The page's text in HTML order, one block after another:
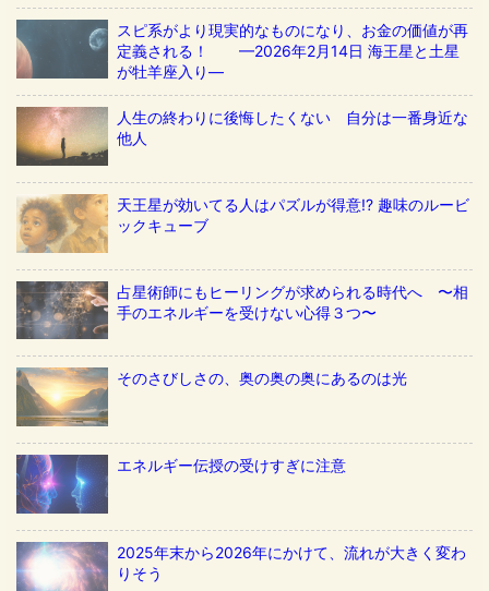
スピ系がより現実的なものになり、お金の価値が再
定義される！ ––2026年2月14日 海王星と土星
が牡羊座入り––
人生の終わりに後悔したくない 自分は一番身近な
他人
天王星が効いてる人はパズルが得意!? 趣味のルービ
ックキューブ
占星術師にもヒーリングが求められる時代へ 〜相
手のエネルギーを受けない心得３つ〜
そのさびしさの、奥の奥の奥にあるのは光
エネルギー伝授の受けすぎに注意
2025年末から2026年にかけて、流れが大きく変わ
りそう